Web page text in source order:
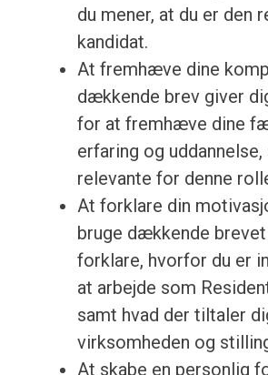
du mener, at du er den
kandidat.
At fremhæve dine
dækkende brev giver
for at fremhæve dine
erfaring og
relevante for denne
At forklare din
bruge dækkende
forklare, hvorfor du er
at arbejde som
samt hvad der tiltaler
virksomheden og
At skabe en personlig